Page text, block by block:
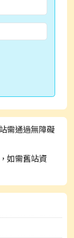
需通過無障礙
如需舊站資